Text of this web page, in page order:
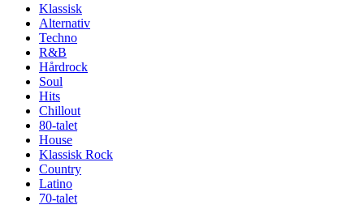
Klassisk
Alternativ
Techno
R&B
Hårdrock
Soul
Hits
Chillout
80-talet
House
Klassisk Rock
Country
Latino
70-talet